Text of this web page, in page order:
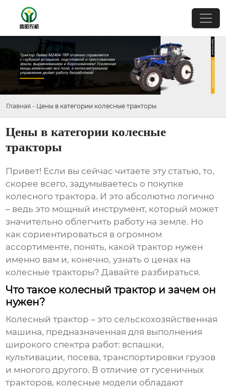
Главная - Цены в категории колесные тракторы
Цены в категории колесные
тракторы
Привет! Если вы сейчас читаете эту статью, то,
скорее всего, задумываетесь о покупке
колесного трактора. И это абсолютно логично
– ведь это мощный инструмент, который может
значительно облегчить работу на земле. Но
как сориентироваться в огромном
ассортименте, понять, какой трактор нужен
именно вам и, конечно, узнать о ценах на
колесные тракторы? Давайте разбираться.
Что такое колесный трактор и зачем он
нужен?
Колесный трактор – это сельскохозяйственная
машина, предназначенная для выполнения
широкого спектра работ: вспашки,
культивации, посева, транспортировки грузов
и многого другого. В отличие от гусеничных
тракторов, колесные модели обладают